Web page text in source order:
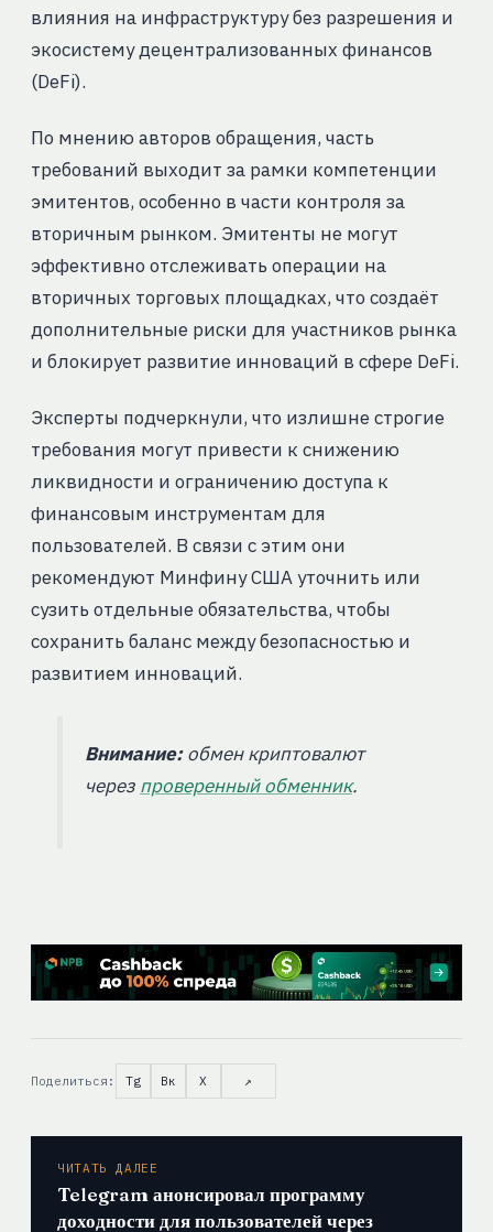
влияния на инфраструктуру без разрешения и
экосистему децентрализованных финансов
(DeFi).
По мнению авторов обращения, часть
требований выходит за рамки компетенции
эмитентов, особенно в части контроля за
вторичным рынком. Эмитенты не могут
эффективно отслеживать операции на
вторичных торговых площадках, что создаёт
дополнительные риски для участников рынка
и блокирует развитие инноваций в сфере DeFi.
Эксперты подчеркнули, что излишне строгие
требования могут привести к снижению
ликвидности и ограничению доступа к
финансовым инструментам для
пользователей. В связи с этим они
рекомендуют Минфину США уточнить или
сузить отдельные обязательства, чтобы
сохранить баланс между безопасностью и
развитием инноваций.
Внимание:обмен криптовалют
через проверенный обменник.
Поделиться: Tg Вк X ↗
ЧИТАТЬ ДАЛЕЕ
Telegram анонсировал программу
доходности для пользователей через